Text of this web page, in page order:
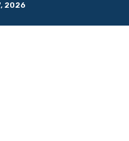
2026